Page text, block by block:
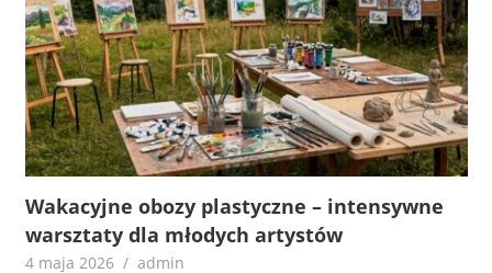
Wakacyjne obozy plastyczne – intensywne
warsztaty dla młodych artystów
4 maja 2026 admin